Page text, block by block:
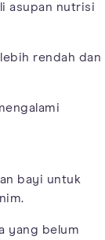
asupan nutrisi
rendah dan
bayi untuk
yang belum